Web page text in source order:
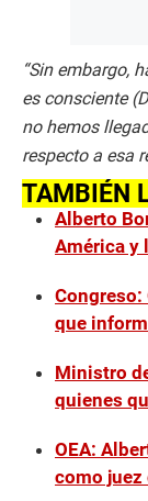
“Sin embargo,
es consciente
no hemos
respecto a esa
TAMBIÉN
Alberto
América y
que
Ministro
quienes
OEA:
como juez